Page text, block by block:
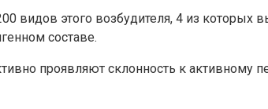
этого возбудителя, 4 из которых
составе.
проявляют склонность к активному